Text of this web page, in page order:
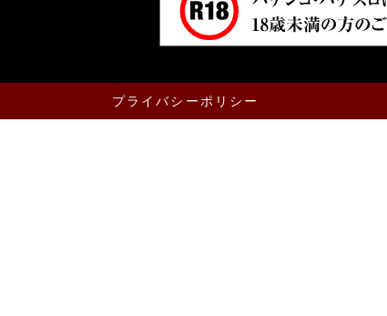
プライバシーポリシー